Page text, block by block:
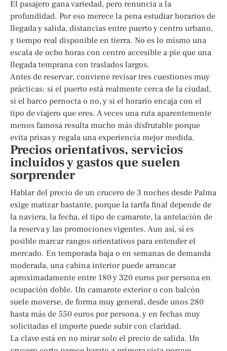
El pasajero gana variedad, pero renuncia a la
profundidad. Por eso merece la pena estudiar horarios de
llegada y salida, distancias entre puerto y centro urbano,
y tiempo real disponible en tierra. No es lo mismo una
escala de ocho horas con centro accesible a pie que una
llegada temprana con traslados largos.
Antes de reservar, conviene revisar tres cuestiones muy
prácticas: si el puerto está realmente cerca de la ciudad,
si el barco pernocta o no, y si el horario encaja con el
tipo de viajero que eres. A veces una ruta aparentemente
menos famosa resulta mucho más disfrutable porque
evita prisas y regala una experiencia mejor medida.
Precios orientativos, servicios
incluidos y gastos que suelen
sorprender
Hablar del precio de un crucero de 3 noches desde Palma
exige matizar bastante, porque la tarifa final depende de
la naviera, la fecha, el tipo de camarote, la antelación de
la reserva y las promociones vigentes. Aun así, sí es
posible marcar rangos orientativos para entender el
mercado. En temporada baja o en semanas de demanda
moderada, una cabina interior puede arrancar
aproximadamente entre 180 y 320 euros por persona en
ocupación doble. Un camarote exterior o con balcón
suele moverse, de forma muy general, desde unos 280
hasta más de 550 euros por persona, y en fechas muy
solicitadas el importe puede subir con claridad.
La clave está en no mirar solo el precio de salida. Un